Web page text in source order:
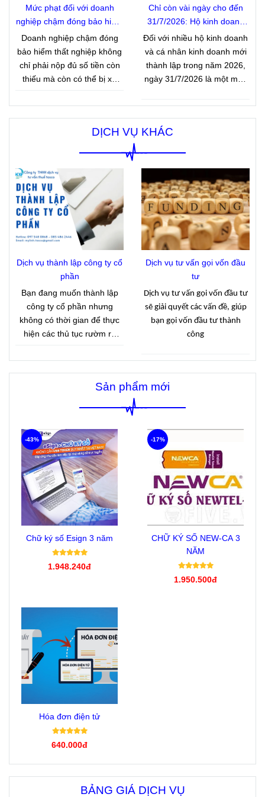
đến nghĩa vụ về thuế, đồng
thời hướng dẫn cách xử lý
để hạn chế rủi ro khi cơ
quan thuế kiểm tra.
Mức phạt đối với doanh
nghiệp chậm đóng bảo hiểm
thất nghiệp năm 2026
Doanh nghiệp chậm đóng
bảo hiểm thất nghiệp không
chỉ phải nộp đủ số tiền còn
thiếu mà còn có thể bị xử
phải nộp thêm khoản tiền
tính theo số ngày chậm
đóng. Đây là một trong
định 283/2026/NĐ-CP , có
hiệu lực từ 10/9/2026.
Chỉ còn vài ngày cho đến
31/7/2026: Hộ kinh doanh
mới đừng quên thông báo
doanh thu
Đối với nhiều hộ kinh doanh
và cá nhân kinh doanh mới
thành lập trong năm 2026,
ngày 31/7/2026 là một mốc
nghĩa vụ thuế. Nếu bắt đầu
hoạt động trong 06 tháng
đầu năm 2026 và thuộc diện
thông báo doanh thu phát
sinh với cơ quan thuế đúng
thời hạn. Đây là quy định
nhằm giúp cơ quan thuế xác
định tình hình kinh doanh
lý thuế theo quy định hiện
DỊCH VỤ KHÁC
Dịch vụ thành lập công ty cổ
phần
Bạn đang muốn thành lập
công ty cổ phần nhưng
không có thời gian để thực
hiện các thủ tục rườm rà
kinh nghiệm cung cấp dịch
vụ thành lập công ty cổ phần
giúp khách hàng nhanh
Dịch vụ tư vấn gọi vốn đầu
tư
Dịch vụ tư vấn gọi vốn đầu tư
sẽ giải quyết các vấn đề, giúp
bạn gọi vốn đầu tư thành
công
Sản phẩm mới
Chữ ký số Esign 3 năm
1.948.240đ
-43%
CHỮ KÝ SỐ NEW-CA 3
NĂM
1.950.500đ
-17%
Hóa đơn điện tử
640.000đ
BẢNG GIÁ DỊCH VỤ